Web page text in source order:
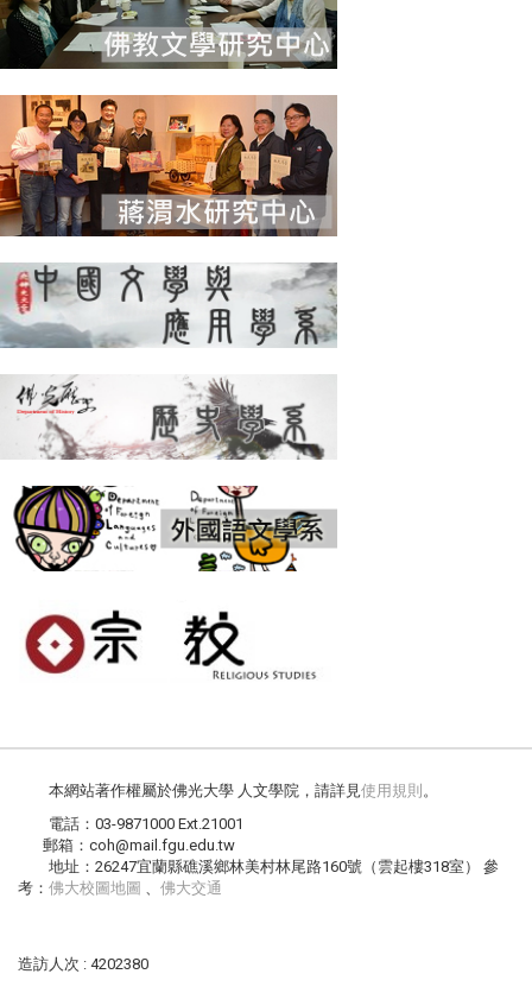
本網站著作權屬於佛光大學 人文學院，請詳見 使用規則 。
電話：03-9871000 Ext.21001
郵箱：coh@mail.fgu.edu.tw
地址：26247宜蘭縣礁溪鄉林美村林尾路160號（雲起樓318室） 參
考： 佛大校圖地圖 佛大交通
造訪人次 : 4202380